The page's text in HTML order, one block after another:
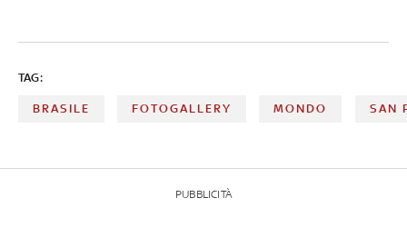
TAG:
BRASILE FOTOGALLERY MONDO SAN
PUBBLICITÀ